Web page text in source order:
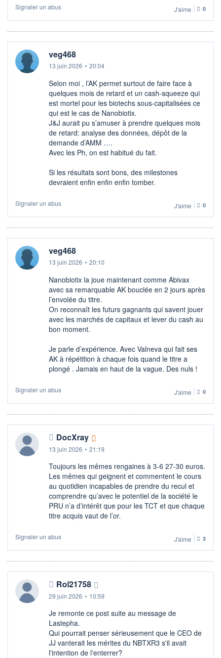
Signaler un abus J'aime 0
veg468
13 juin 2026 • 20:04
Selon moi , l’AK permet surtout de faire face à
quelques mois de retard et un cash-squeeze qui
est mortel pour les biotechs sous-capitalisées ce
qui est le cas de Nanobiotix.
J&J aurait pu s’amuser à prendre quelques mois
de retard: analyse des données, dépôt de la
demande d’AMM ….
Avec les Ph, on est habitué du fait.
Si les résultats sont bons, des milestones
devraient enfin enfin enfin tomber.
Signaler un abus J'aime 0
veg468
13 juin 2026 • 20:10
Nanobiotix la joue maintenant comme Abivax
avec sa remarquable AK bouclée en 2 jours après
l’envolée du titre.
On reconnaît les futurs gagnants qui savent jouer
avec les marchés de capitaux et lever du cash au
bon moment.
Je parle d’expérience. Avec Valneva qui fait ses
AK à répétition à chaque fois quand le titre a
plongé . Jamais en haut de la vague. Des nuls !
Signaler un abus J'aime 0
DocXray
13 juin 2026 • 21:19
Toujours les mêmes rengaines à 3-6 27-30 euros.
Les mêmes qui geignent et commentent le cours
au quotidien incapables de prendre du recul et
comprendre qu’avec le potentiel de la société le
PRU n’a d’intérêt que pour les TCT et que chaque
titre acquis vaut de l’or.
Signaler un abus J'aime 3
Rol21758
29 juin 2026 • 10:59
Je remonte ce post suite au message de
Lastepha.
Qui pourrait penser sérieusement que le CEO de
JJ vanterait les mérites du NBTXR3 s'il avait
l'intention de l'enterrer?